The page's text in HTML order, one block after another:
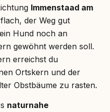
Immenstaad am
der Weg gut
Hund noch an
gewöhnt werden soll.
erreichst du
Ortskern und der
Obstbäume zu rasten.
naturnahe